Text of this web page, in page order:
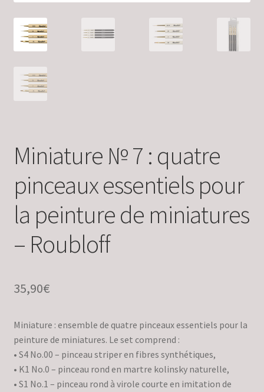
Miniature № 7 : quatre
pinceaux essentiels pour
la peinture de miniatures
– Roubloff
35,90€
Miniature : ensemble de quatre pinceaux essentiels pour la
peinture de miniatures. Le set comprend :
• S4 No.00 – pinceau striper en fibres synthétiques,
• K1 No.0 – pinceau rond en martre kolinsky naturelle,
• S1 No.1 – pinceau rond à virole courte en imitation de